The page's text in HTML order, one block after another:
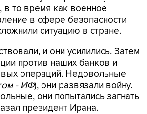
в то время как военное
в сфере безопасности
ситуацию в стране.
и они усилились. Затем
против наших банков и
операций. Недовольные
- ИФ), они развязали войну.
они попытались загнать
президент Ирана.